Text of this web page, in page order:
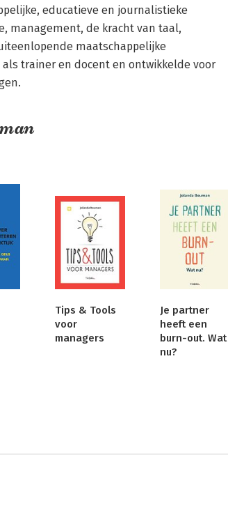
educatieve en journalistieke
management, de kracht van taal,
maatschappelijke
trainer en docent en ontwikkelde voor
Tips & Tools
voor
managers
Je partner
heeft een
burn-out. Wat
nu?